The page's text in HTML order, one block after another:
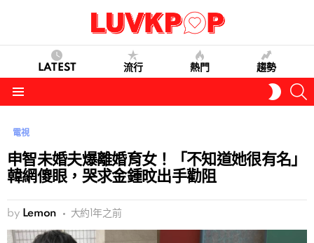
LATEST 流行 熱門 趨勢
SKIN
電視
申智未婚夫爆離婚育女！「不知道她很有名」
韓網傻眼，哭求金鍾旼出手勸阻
by Lemon 大約1年之前